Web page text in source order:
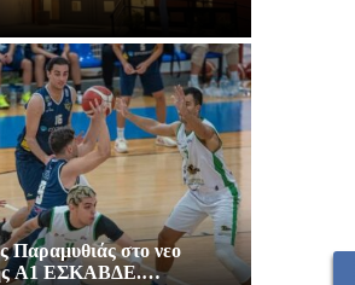
Παραμυθιάς στο νεο
A1 ΕΣΚΑΒΔΕ.…